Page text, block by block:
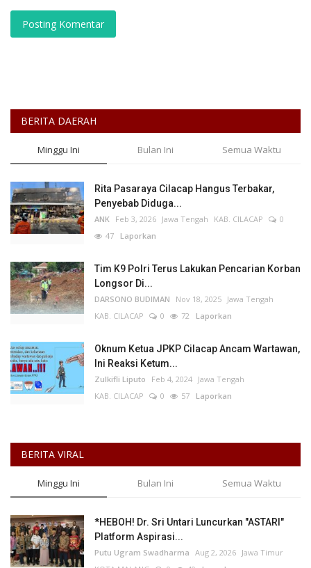
Posting Komentar
BERITA DAERAH
Minggu Ini Bulan Ini Semua Waktu
Rita Pasaraya Cilacap Hangus Terbakar,
Penyebab Diduga...
ANK Feb 3, 2026 Jawa Tengah KAB. CILACAP
0
47 Laporkan
Tim K9 Polri Terus Lakukan Pencarian Korban
Longsor Di...
DARSONO BUDIMAN Nov 18, 2025 Jawa Tengah
KAB. CILACAP
0 72 Laporkan
Oknum Ketua JPKP Cilacap Ancam Wartawan,
Ini Reaksi Ketum...
Zulkifli Liputo Feb 4, 2024 Jawa Tengah
KAB. CILACAP
0 57 Laporkan
BERITA VIRAL
Minggu Ini Bulan Ini Semua Waktu
*HEBOH! Dr. Sri Untari Luncurkan "ASTARI"
Platform Aspirasi...
Putu Ugram Swadharma Aug 2, 2026 Jawa Timur